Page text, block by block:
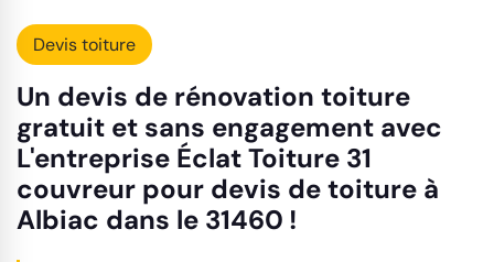
Devis toiture
Un devis de rénovation toiture
gratuit et sans engagement avec
L'entreprise Éclat Toiture 31
couvreur pour devis de toiture à
Albiac dans le 31460 !